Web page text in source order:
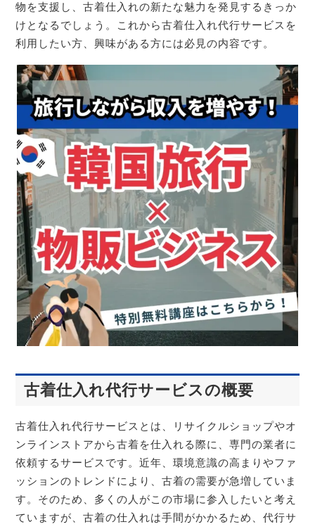
物を支援し、古着仕入れの新たな魅力を発見するきっか
けとなるでしょう。これから古着仕入れ代行サービスを
利用したい方、興味がある方には必見の内容です。
古着仕入れ代行サービスの概要
古着仕入れ代行サービスとは、リサイクルショップやオ
ンラインストアから古着を仕入れる際に、専門の業者に
依頼するサービスです。近年、環境意識の高まりやファ
ッションのトレンドにより、古着の需要が急増していま
す。そのため、多くの人がこの市場に参入したいと考え
ていますが、古着の仕入れは手間がかかるため、代行サ